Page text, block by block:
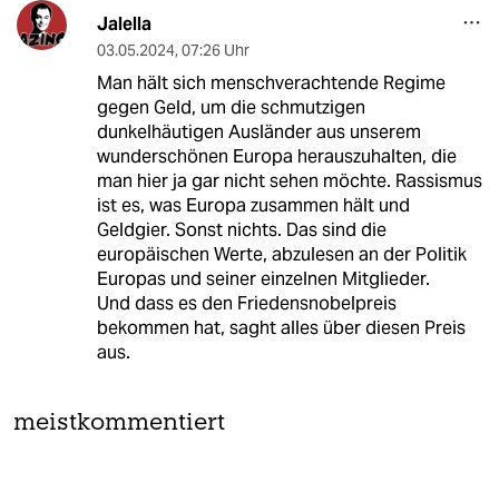
Jalella
03.05.2024, 07:26 Uhr
Man hält sich menschverachtende Regime
gegen Geld, um die schmutzigen
dunkelhäutigen Ausländer aus unserem
wunderschönen Europa herauszuhalten, die
man hier ja gar nicht sehen möchte. Rassismus
ist es, was Europa zusammen hält und
Geldgier. Sonst nichts. Das sind die
europäischen Werte, abzulesen an der Politik
Europas und seiner einzelnen Mitglieder.
Und dass es den Friedensnobelpreis
bekommen hat, saght alles über diesen Preis
aus.
meistkommentiert